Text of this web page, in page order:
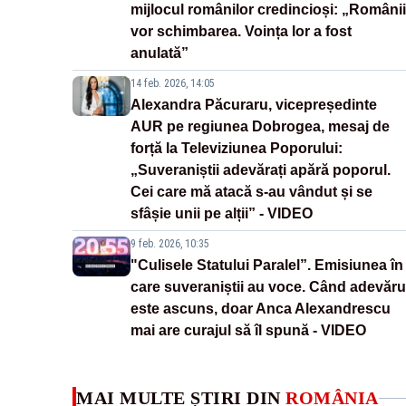
mijlocul românilor credincioși: „Românii
vor schimbarea. Voința lor a fost
anulată”
14 feb. 2026, 14:05
Alexandra Păcuraru, vicepreședinte
AUR pe regiunea Dobrogea, mesaj de
forță la Televiziunea Poporului:
„Suveraniștii adevărați apără poporul.
Cei care mă atacă s-au vândut și se
sfâșie unii pe alții” - VIDEO
9 feb. 2026, 10:35
"Culisele Statului Paralel”. Emisiunea în
care suveraniștii au voce. Când
este ascuns, doar Anca Alexandrescu
mai are curajul să îl spună - VIDEO
MAI MULTE ȘTIRI DIN ROMÂNIA